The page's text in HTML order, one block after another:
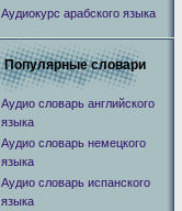
Аудиокурс арабского языка
Популярные словари
Аудио словарь английского
языка
Аудио словарь немецкого
языка
Аудио словарь испанского
языка